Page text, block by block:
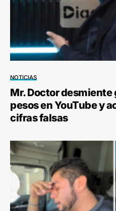
NOTICIAS
Mr. Doctor desmiente
pesos en YouTube y
cifras falsas